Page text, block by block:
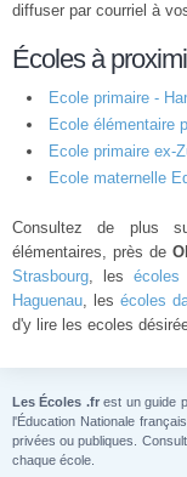
diffuser par courriel à
Écoles à
Ecole primaire -
Ecole élémentaire
Ecole primaire ex-
Ecole maternelle
Consultez de plus
élémentaires, près de
Strasbourg, les écoles
Haguenau, les écoles
d'y lire les ecoles
Les Écoles .frest un guide
l'Éducation Nationale
privées ou publiques.
chaque école.